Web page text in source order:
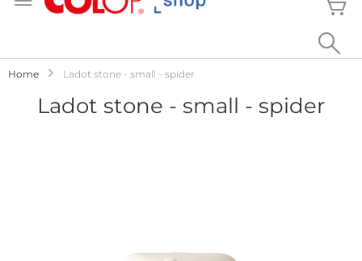
Home Ladot stone - small - spider
Ladot stone - small - spider